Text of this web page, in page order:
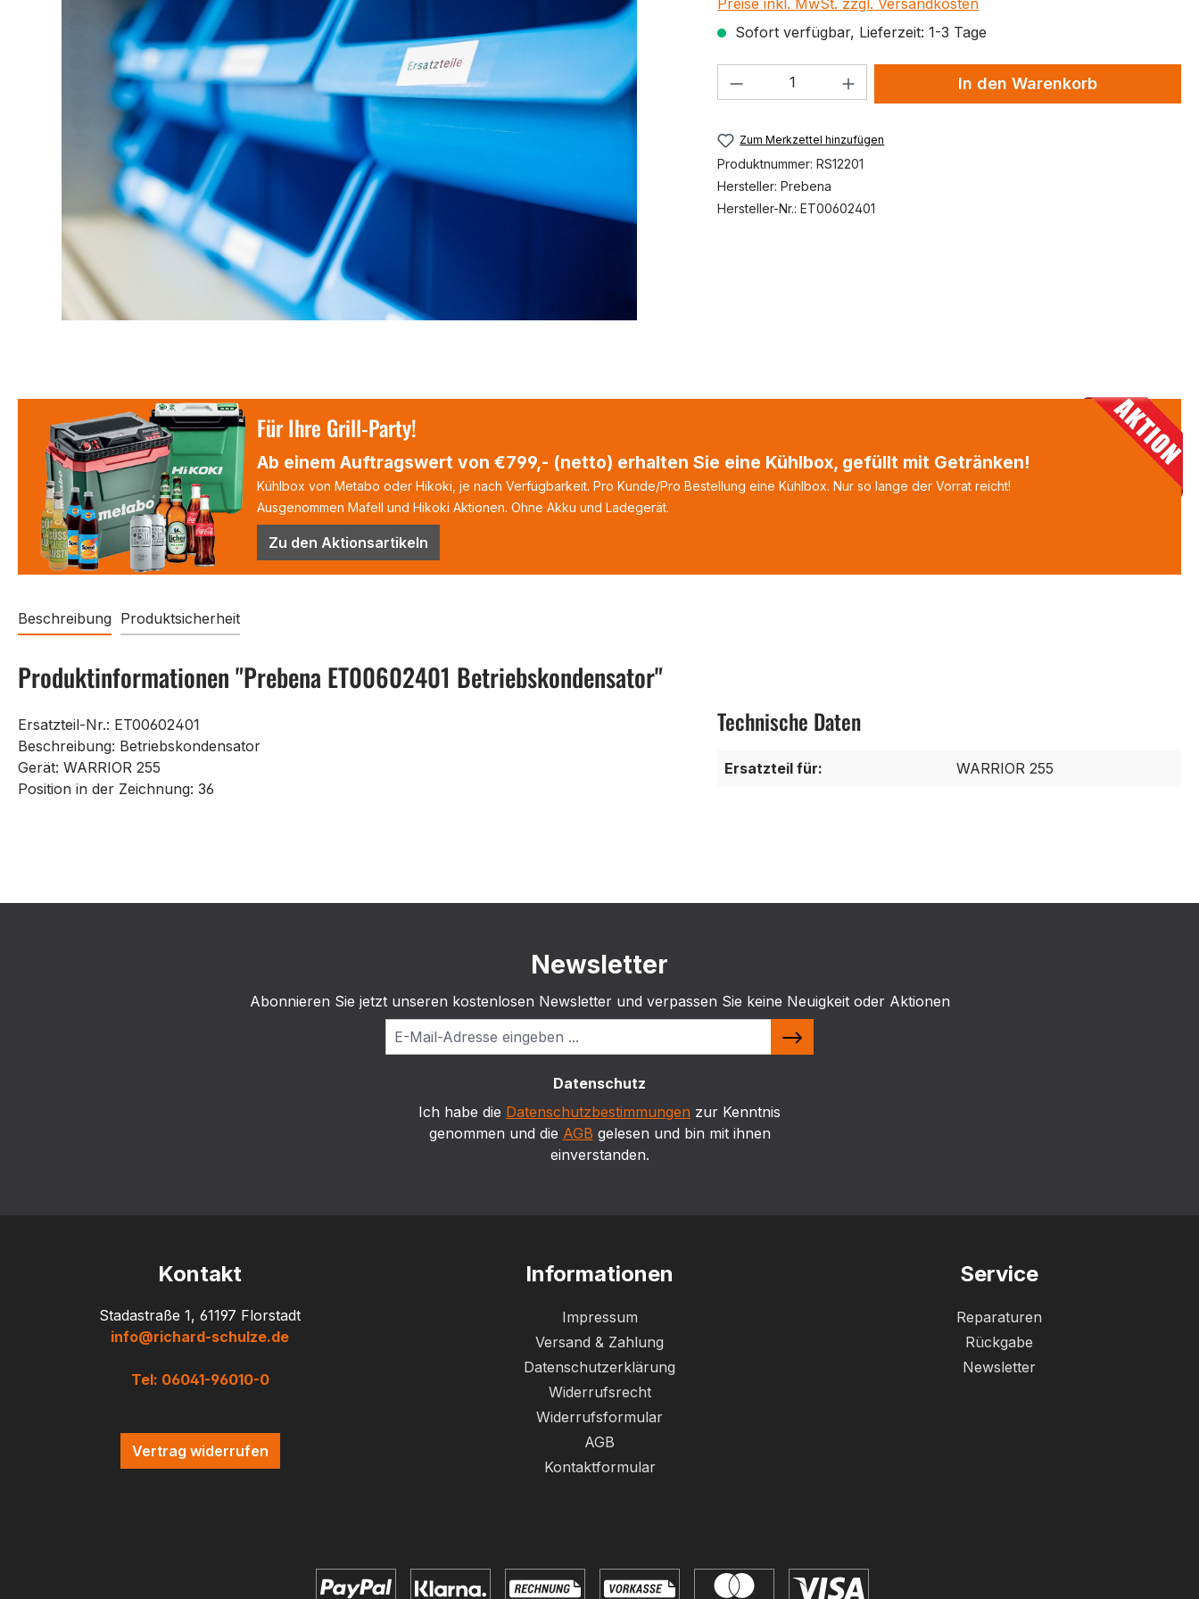
Preise inkl. MwSt. zzgl. Versandkosten
Sofort verfügbar, Lieferzeit: 1-3 Tage
Produkt Anzahl: Gib den gewünschten Wert
In den Warenkorb
Zum Merkzettel hinzufügen
Produktnummer: RS12201
Hersteller: Prebena
Hersteller-Nr.: ET00602401
Für Ihre Grill-Party!
Ab einem Auftragswert von €799,- (netto) erhalten Sie eine Kühlbox, gefüllt mit Getränken!
Kühlbox von Metabo oder Hikoki, je nach Verfügbarkeit. Pro Kunde/Pro Bestellung eine Kühlbox. Nur so lange der Vorrat reicht!
Ausgenommen Mafell und Hikoki Aktionen. Ohne Akku und Ladegerät.
Zu den Aktionsartikeln
Beschreibung Produktsicherheit
Produktinformationen "Prebena ET00602401 Betriebskondensator"
Ersatzteil-Nr.: ET00602401
Beschreibung: Betriebskondensator
Gerät: WARRIOR 255
Position in der Zeichnung: 36
Technische Daten
Ersatzteil für: WARRIOR 255
Newsletter
Abonnieren Sie jetzt unseren kostenlosen Newsletter und verpassen Sie keine Neuigkeit oder Aktionen
Datenschutz
Ich habe die Datenschutzbestimmungen zur Kenntnis
genommen und die AGB gelesen und bin mit ihnen
einverstanden.
Kontakt
Stadastraße 1, 61197 Florstadt
info@richard-schulze.de
Tel: 06041-96010-0
Vertrag widerrufen
Informationen
Impressum
Versand & Zahlung
Datenschutzerklärung
Widerrufsrecht
Widerrufsformular
AGB
Kontaktformular
Service
Reparaturen
Rückgabe
Newsletter